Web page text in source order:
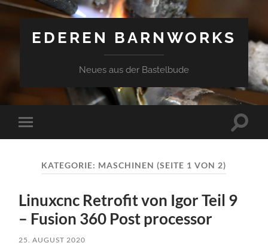
EDEREN BARNWORKS
Neues aus der Bastelbude
Mobile-
Menü
KATEGORIE: MASCHINEN (SEITE 1 VON 2)
Linuxcnc Retrofit von Igor Teil 9
– Fusion 360 Post processor
25. AUGUST 2020